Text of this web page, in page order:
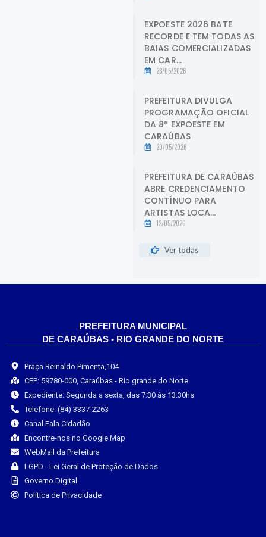
EXPOESTE 2026 BATE
RECORDE E TEM TODAS AS
BAIAS COMERCIALIZADAS
EM CAR...
23/05/2026
PREFEITURA DIVULGA
PROGRAMAÇÃO OFICIAL
DA 8ª EXPOESTE EM
CARAÚBAS
20/05/2026
PREFEITURA DE CARAÚBAS
ABRE CREDENCIAMENTO
CONTÍNUO PARA
ARTISTAS LOCA...
12/05/2026
Ver todas
PREFEITURA MUNICIPAL
DE CARAÚBAS - RIO GRANDE DO NORTE
Praça Reinaldo Pimenta,104
CEP: 59780-000, Caraúbas - Rio grande do Norte
Expediente: Segunda a sexta, das 7:30 às 13:30hs
Telefone: (84) 3337-2263
Canal Fala Cidadão
Encontre-nos no Google Map
WebMail da Prefeitura
LGPD - Lei Geral de Proteção de Dados
Governo Digital
Política de Privacidade